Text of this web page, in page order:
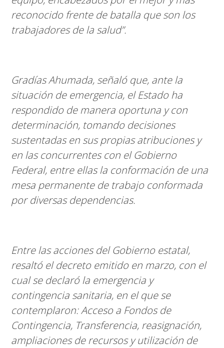
reconocido frente de batalla que son los
trabajadores de la salud”.
Gradías Ahumada, señaló que, ante la
situación de emergencia, el Estado ha
respondido de manera oportuna y con
determinación, tomando decisiones
sustentadas en sus propias atribuciones y
en las concurrentes con el Gobierno
Federal, entre ellas la conformación de una
mesa permanente de trabajo conformada
por diversas dependencias.
Entre las acciones del Gobierno estatal,
resaltó el decreto emitido en marzo, con el
cual se declaró la emergencia y
contingencia sanitaria, en el que se
contemplaron: Acceso a Fondos de
Contingencia, Transferencia, reasignación,
ampliaciones de recursos y utilización de